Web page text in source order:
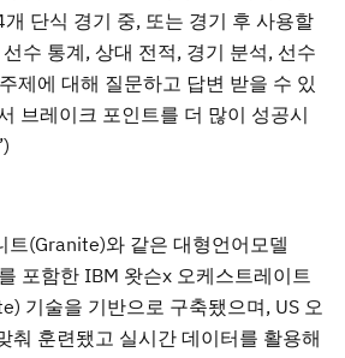
단식 경기 중, 또는 경기 후 사용할
수 통계, 상대 전적, 경기 분석, 선수
제에 대해 질문하고 답변 받을 수 있
브레이크 포인트를 더 많이 성공시
트(Granite)와 같은 대형언어모델
포함한 IBM 왓슨x 오케스트레이트
기술을 기반으로 구축됐으며, US 오
춰 훈련됐고 실시간 데이터를 활용해